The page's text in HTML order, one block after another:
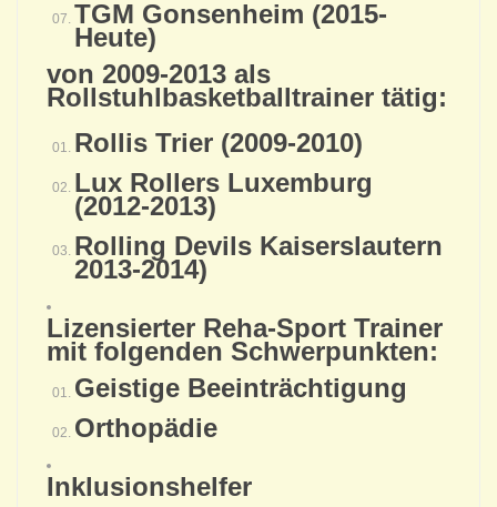
TGM Gonsenheim (2015-
Heute)
von 2009-2013 als
Rollstuhlbasketballtrainer tätig:
Rollis Trier (2009-2010)
Lux Rollers Luxemburg
(2012-2013)
Rolling Devils Kaiserslautern
2013-2014)
Lizensierter Reha-Sport Trainer
mit folgenden Schwerpunkten:
Geistige Beeinträchtigung
Orthopädie
Inklusionshelfer